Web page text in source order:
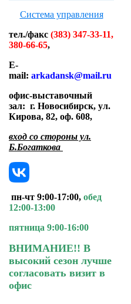
Система управления
тел./факс (383) 347-33-11,
380-66-65,
E-
mail: arkadansk@mail.ru
офис-выставочный
зал: г. Новосибирск, ул.
Кирова, 82, оф. 608,
вход со стороны ул.
Б.Богаткова
пн-чт 9:00-17:00, обед
12:00-13:00
пятница 9:00-16:00
ВНИМАНИЕ!! В
высокий сезон лучше
согласовать визит в
офис